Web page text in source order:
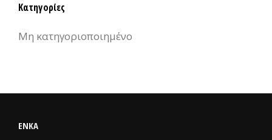
Κατηγορίες
Μη κατηγοριοποιημένο
ENKA